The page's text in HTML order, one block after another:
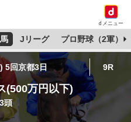
dメニュー
Jリーグ プロ野球（2軍）
5回京都3日 9R
(500万円以下)
頭